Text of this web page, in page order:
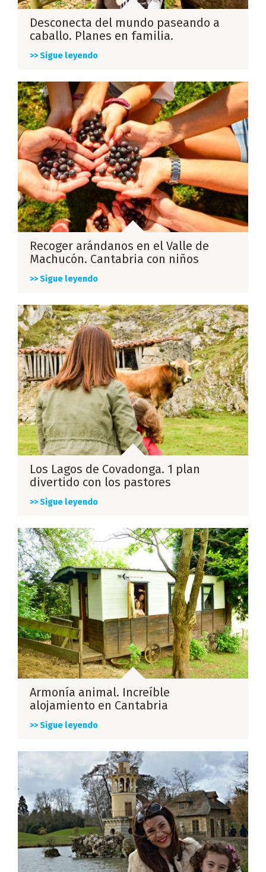
Desconecta del mundo paseando a
caballo. Planes en familia.
>> Sigue leyendo
Recoger arándanos en el Valle de
Machucón. Cantabria con niños
>> Sigue leyendo
Los Lagos de Covadonga. 1 plan
divertido con los pastores
>> Sigue leyendo
Armonía animal. Increíble
alojamiento en Cantabria
>> Sigue leyendo